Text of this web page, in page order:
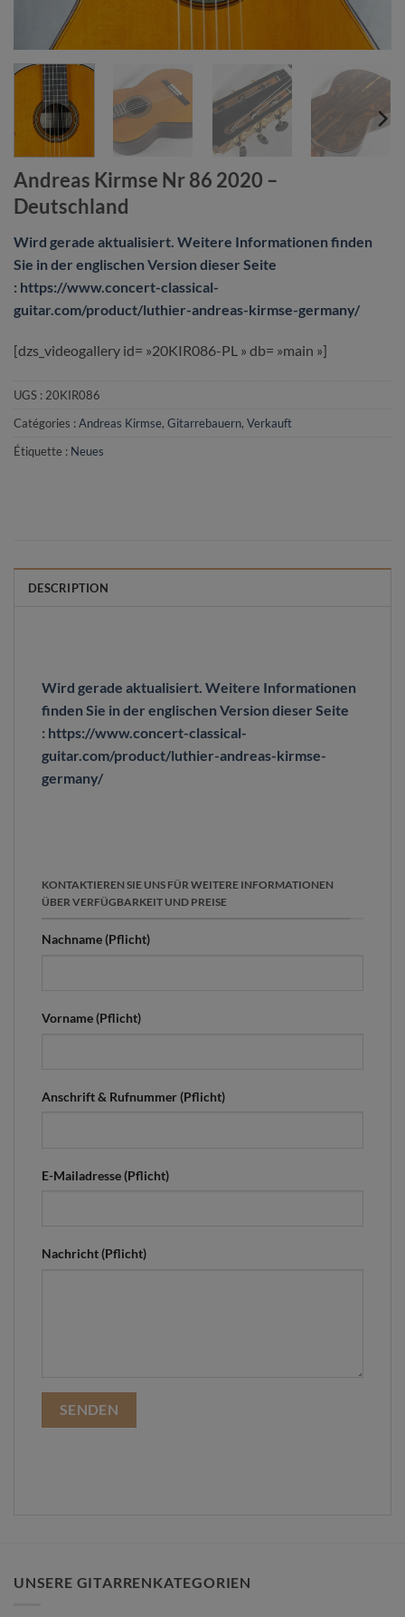
Andreas Kirmse Nr 86 2020 –
Deutschland
Wird gerade aktualisiert. Weitere Informationen finden
Sie in der englischen Version dieser Seite
: https://www.concert-classical-
guitar.com/product/luthier-andreas-kirmse-germany/
[dzs_videogallery id= »20KIR086-PL » db= »main »]
UGS :20KIR086
Catégories :Andreas Kirmse, Gitarrebauern, Verkauft
Étiquette : Neues
DESCRIPTION
Wird gerade aktualisiert. Weitere Informationen
finden Sie in der englischen Version dieser Seite
: https://www.concert-classical-
guitar.com/product/luthier-andreas-kirmse-
germany/
KONTAKTIEREN SIE UNS FÜR WEITERE INFORMATIONEN
ÜBER VERFÜGBARKEIT UND PREISE
Nachname (Pflicht)
Vorname (Pflicht)
Anschrift & Rufnummer (Pflicht)
E-Mailadresse (Pflicht)
Nachricht (Pflicht)
UNSERE GITARRENKATEGORIEN